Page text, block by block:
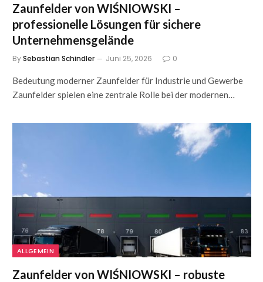
Zaunfelder von WIŚNIOWSKI –
professionelle Lösungen für sichere
Unternehmensgelände
BySebastian Schindler Juni 25, 2026 0
Bedeutung moderner Zaunfelder für Industrie und Gewerbe
Zaunfelder spielen eine zentrale Rolle bei der modernen…
ALLGEMEIN
Zaunfelder von WIŚNIOWSKI – robuste